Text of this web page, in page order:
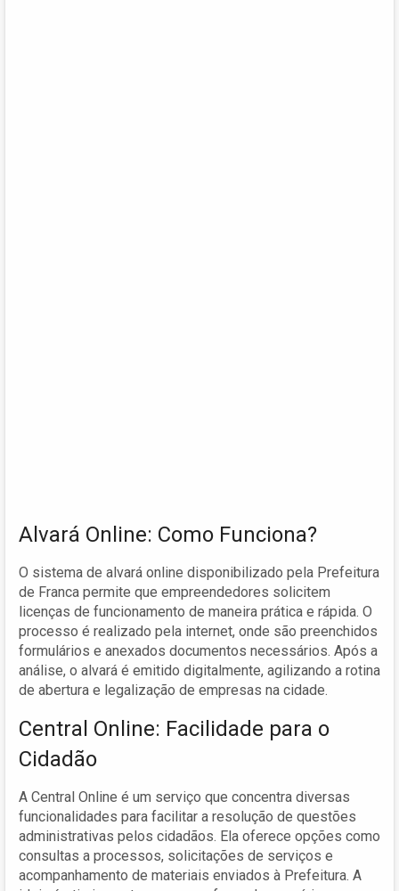
Alvará Online: Como Funciona?
O sistema de alvará online disponibilizado pela Prefeitura
de Franca permite que empreendedores solicitem
licenças de funcionamento de maneira prática e rápida. O
processo é realizado pela internet, onde são preenchidos
formulários e anexados documentos necessários. Após a
análise, o alvará é emitido digitalmente, agilizando a rotina
de abertura e legalização de empresas na cidade.
Central Online: Facilidade para o
Cidadão
A Central Online é um serviço que concentra diversas
funcionalidades para facilitar a resolução de questões
administrativas pelos cidadãos. Ela oferece opções como
consultas a processos, solicitações de serviços e
acompanhamento de materiais enviados à Prefeitura. A